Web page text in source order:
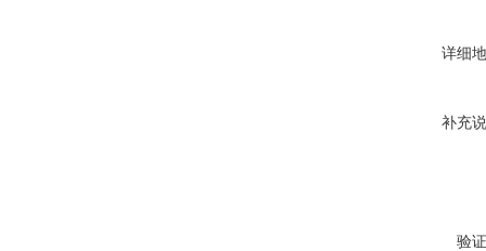
详细
补充
验